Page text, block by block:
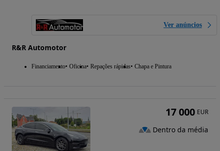
Ver anúncios
R&R Automotor
Financiamento Oficina Repações rápidas Chapa e Pintura
17 000 EUR
Dentro da média